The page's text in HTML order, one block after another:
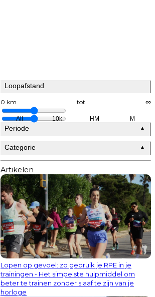
Loopafstand
0 km tot ∞
All 10k HM M
Periode ▲
Categorie ▲
Artikelen
Lopen op gevoel: zo gebruik je RPE in je
trainingen - Het simpelste hulpmiddel om
beter te trainen zonder slaaf te zijn van je
horloge